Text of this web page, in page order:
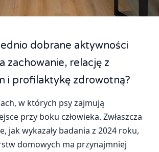
dobrane aktywności
zachowanie, relację z
i profilaktykę zdrowotną?
w których psy zajmują
przy boku człowieka. Zwłaszcza
jak wykazały badania z 2024 roku,
domowych ma przynajmniej